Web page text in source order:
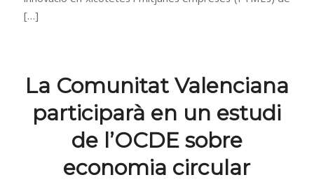
[…]
La Comunitat Valenciana
participarà en un estudi
de l’OCDE sobre
economia circular